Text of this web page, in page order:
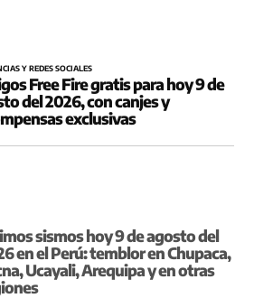
Y REDES SOCIALES
Free Fire gratis para hoy 9 de
del 2026, con canjes y
exclusivas
sismos hoy 9 de agosto del
en el Perú: temblor en Chupaca,
Ucayali, Arequipa y en otras